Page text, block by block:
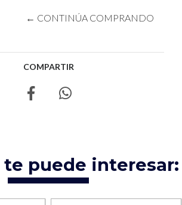
← CONTINÚA COMPRANDO
COMPARTIR
puede interesar: